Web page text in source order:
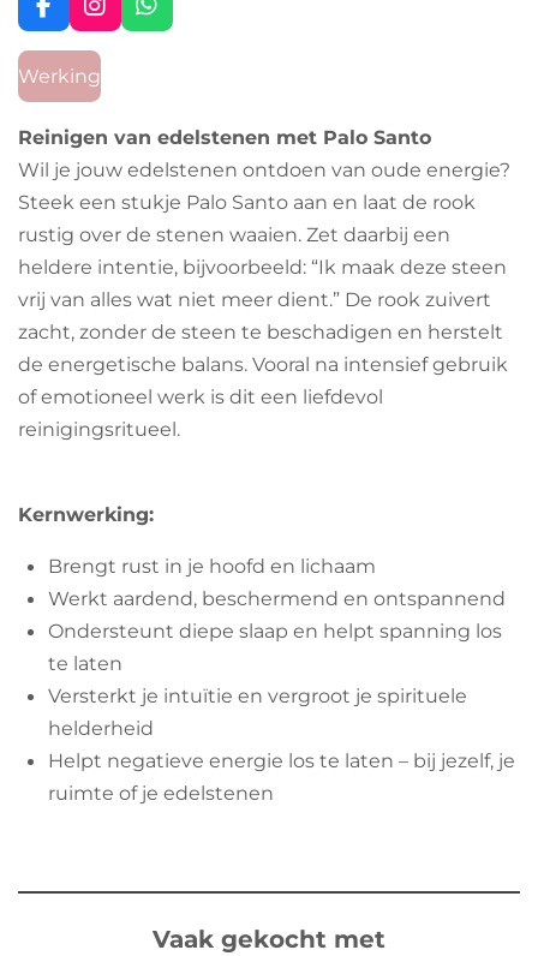
F
a
e
b
o
o
k
I
n
s
t
a
g
r
a
m
W
h
A
p
p
Werking
Reinigen van edelstenen met Palo Santo
Wil je jouw edelstenen ontdoen van oude energie?
Steek een stukje Palo Santo aan en laat de rook
rustig over de stenen waaien. Zet daarbij een
heldere intentie, bijvoorbeeld: “Ik maak deze steen
vrij van alles wat niet meer dient.” De rook zuivert
zacht, zonder de steen te beschadigen en herstelt
de energetische balans. Vooral na intensief gebruik
of emotioneel werk is dit een liefdevol
reinigingsritueel.
Kernwerking:
Brengt rust in je hoofd en lichaam
Werkt aardend, beschermend en ontspannend
Ondersteunt diepe slaap en helpt spanning los
te laten
Versterkt je intuïtie en vergroot je spirituele
helderheid
Helpt negatieve energie los te laten – bij jezelf, je
ruimte of je edelstenen
Vaak gekocht met